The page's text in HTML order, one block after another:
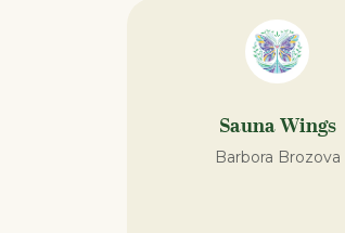
Sauna Wings
Barbora Brozova